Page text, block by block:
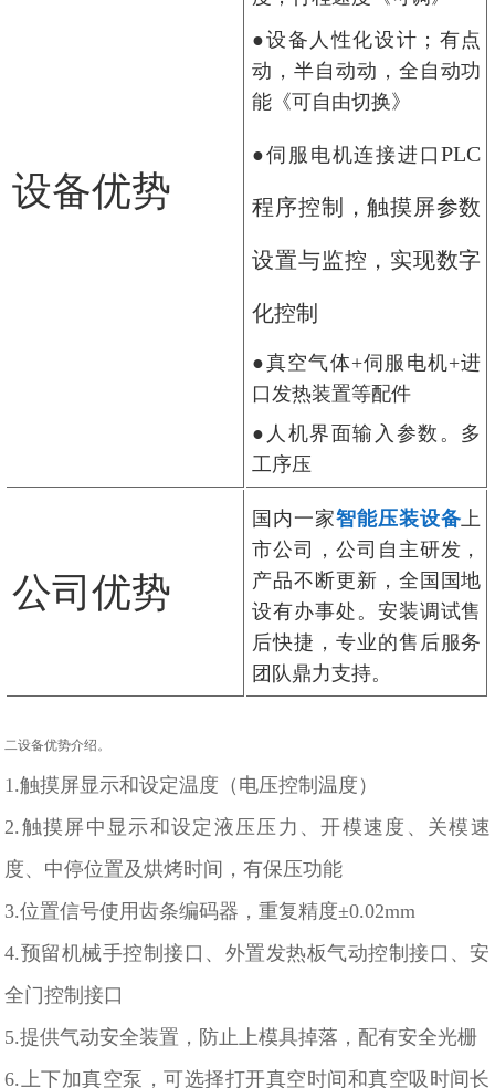
设备优势
●设备人性化设计；有点
动，半自动动，全自动功
能《可自由切换》
●伺服电机连接进口PLC
程序控制，触摸屏参数
设置与监控，实现数字
化控制
●真空气体+伺服电机+进
口发热装置等配件
●人机界面输入参数。多
工序压
公司优势
国内一家智能压装设备 上
市公司，公司自主研发，
产品不断更新，全国国地
设有办事处。安装调试售
后快捷，专业的售后服务
团队鼎力支持。
二设备优势介绍。
1.触摸屏显示和设定温度（电压控制温度）
2.触摸屏中显示和设定液压压力、开模速度、关模速
度、中停位置及烘烤时间，有保压功能
3.位置信号使用齿条编码器，重复精度±0.02mm
4.预留机械手控制接口、外置发热板气动控制接口、安
全门控制接口
5.提供气动安全装置，防止上模具掉落，配有安全光栅
6.上下加真空泵，可选择打开真空时间和真空吸时间长